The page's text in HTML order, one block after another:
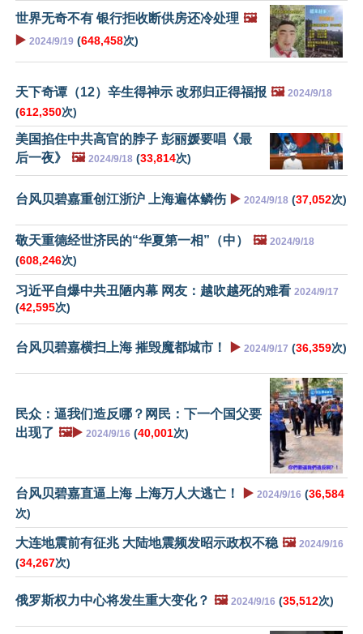
世界无奇不有 银行拒收断供房还冷处理 🖼️
▶️ 2024/9/19 (648,458次)
天下奇谭（12）辛生得神示 改邪归正得福报 🖼️ 2024/9/18
(612,350次)
美国掐住中共高官的脖子 彭丽媛要唱《最
后一夜》
🖼️ 2024/9/18 (33,814次)
台风贝碧嘉重创江浙沪 上海遍体鳞伤 ▶️ 2024/9/18 (37,052次)
敬天重德经世济民的“华夏第一相”（中） 🖼️ 2024/9/18
(608,246次)
习近平自爆中共丑陋内幕 网友：越吹越死的难看 2024/9/17
(42,595次)
台风贝碧嘉横扫上海 摧毁魔都城市！ ▶️ 2024/9/17 (36,359次)
民众：逼我们造反哪？网民：下一个国父要
出现了 🖼️▶️ 2024/9/16 (40,001次)
台风贝碧嘉直逼上海 上海万人大逃亡！ ▶️ 2024/9/16 (36,584
次)
大连地震前有征兆 大陆地震频发昭示政权不稳 🖼️ 2024/9/16
(34,267次)
俄罗斯权力中心将发生重大变化？ 🖼️ 2024/9/16 (35,512次)